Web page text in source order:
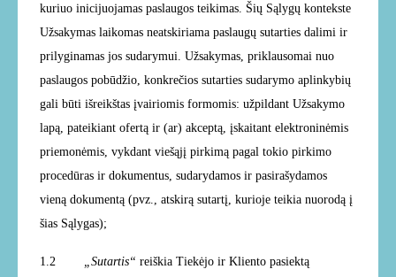
kuriuo inicijuojamas paslaugos teikimas. Šių Sąlygų kontekste
Užsakymas laikomas neatskiriama paslaugų sutarties dalimi ir
prilyginamas jos sudarymui. Užsakymas, priklausomai nuo
paslaugos pobūdžio, konkrečios sutarties sudarymo aplinkybių
gali būti išreikštas įvairiomis formomis: užpildant Užsakymo
lapą, pateikiant ofertą ir (ar) akceptą, įskaitant elektroninėmis
priemonėmis, vykdant viešąjį pirkimą pagal tokio pirkimo
procedūras ir dokumentus, sudarydamos ir pasirašydamos
vieną dokumentą (pvz., atskirą sutartį, kurioje teikia nuorodą į
šias Sąlygas);
1.2 „Sutartis“ reiškia Tiekėjo ir Kliento pasiektą